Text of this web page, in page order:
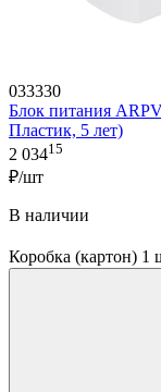
033330
Блок питания
Пластик, 5 лет)
2 03415
₽/шт
В наличии
Коробка (картон)